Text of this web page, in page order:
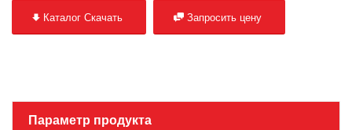
Каталог Скачать Запросить цену
Параметр продукта